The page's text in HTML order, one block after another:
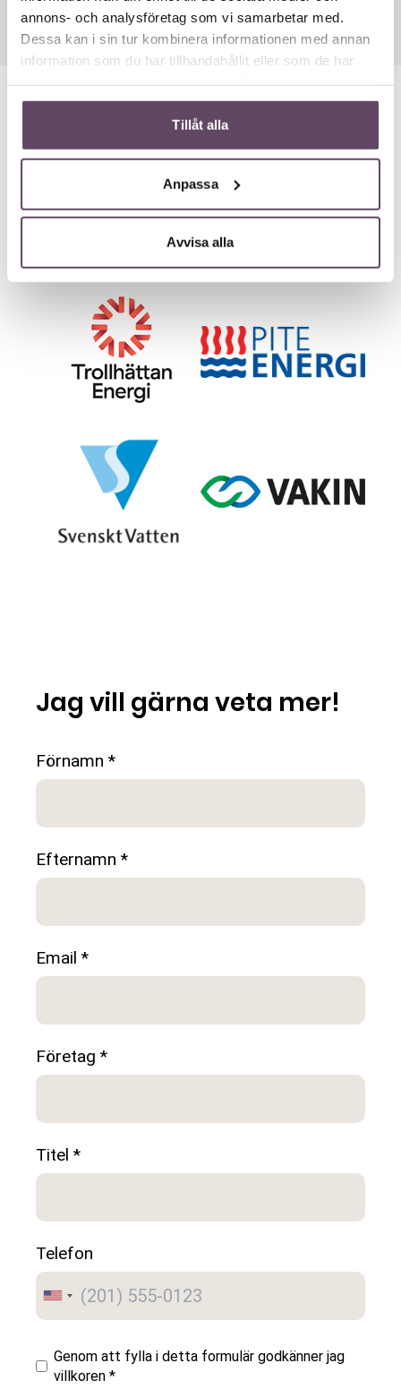
annons- och analysföretag som vi samarbetar med.
Dessa kan i sin tur kombinera informationen med annan
information som du har tillhandahållit eller som de har
Tillåt alla
Anpassa
Avvisa alla
ANDRA ENERGI- OCH
VATTENBOLAG SOM ÄR KUNDER
TILL OSS
Jag vill gärna veta mer!
Förnamn *
Efternamn *
Email *
Företag *
Titel *
Telefon
Genom att fylla i detta formulär godkänner jag
villkoren *